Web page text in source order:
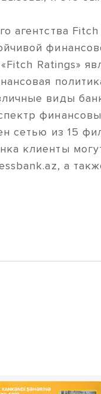
агентства
Ratings»
виды
сетью из 15
клиенты
а